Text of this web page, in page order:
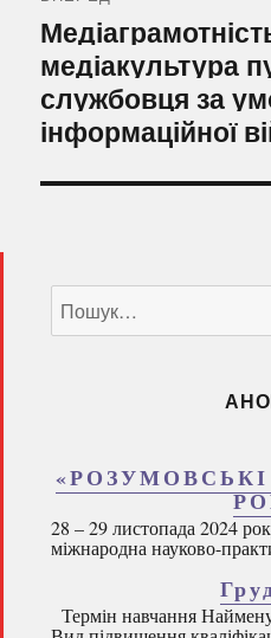
Наступний
запис:
медіакультура
службовця за
інформаційної
Пошук
за
запитом:
«РОЗУМОВСЬКІ
28 – 29 листопада 2024
міжнародна науково-
Термін навчання